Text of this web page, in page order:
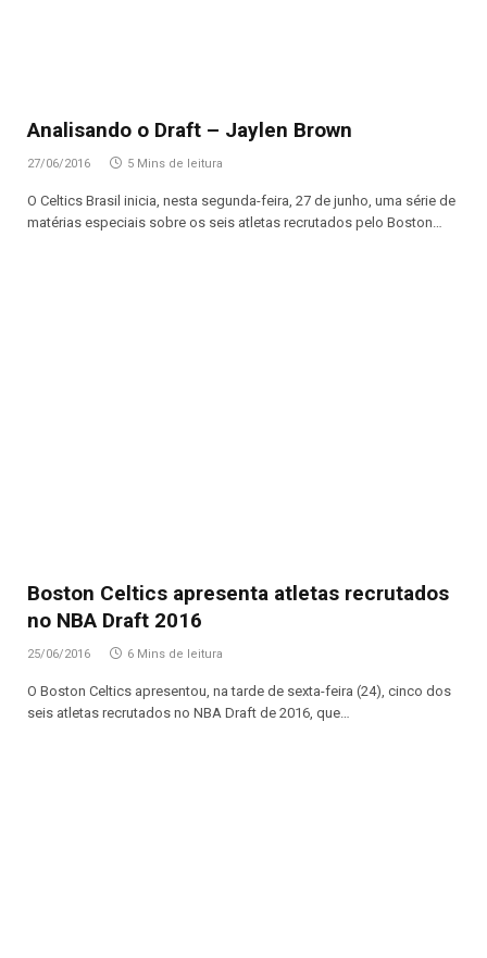
Analisando o Draft – Jaylen Brown
27/06/2016 5 Mins de leitura
O Celtics Brasil inicia, nesta segunda-feira, 27 de junho, uma série de
matérias especiais sobre os seis atletas recrutados pelo Boston…
Boston Celtics apresenta atletas recrutados
no NBA Draft 2016
25/06/2016 6 Mins de leitura
O Boston Celtics apresentou, na tarde de sexta-feira (24), cinco dos
seis atletas recrutados no NBA Draft de 2016, que…